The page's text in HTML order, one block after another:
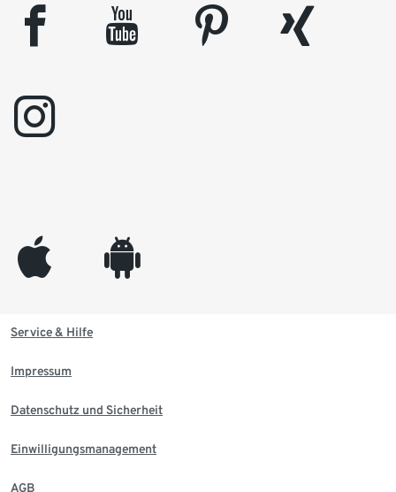
facebook youtube pinterest
xing
instagram
appleinc android
Service & Hilfe
Impressum
Datenschutz und Sicherheit
Einwilligungsmanagement
AGB